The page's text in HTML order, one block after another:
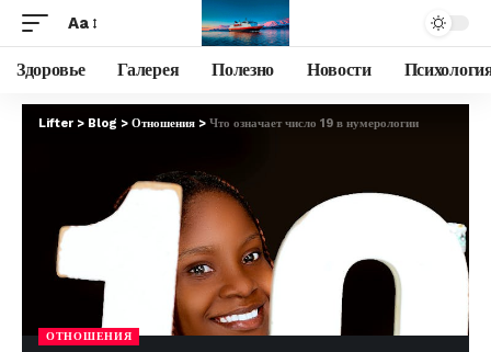
Aa
Здоровье Галерея Полезно Новости
Lifter > Blog > Отношения > Что означает число 19 в нумерологии
ОТНОШЕНИЯ